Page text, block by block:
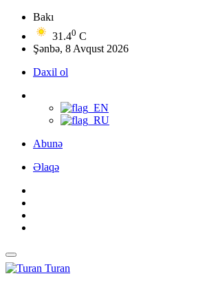
Bakı
31.40 C
Şənbə, 8 Avqust 2026
Daxil ol
Abunə
Əlaqə
Turan